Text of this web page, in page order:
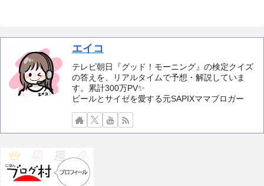
エイコ
テレビ朝日『グッド！モーニング』の検定クイズ
の答えを、リアルタイムで予想・解説していま
す。累計300万PV✨️
ビールとサイゼを愛する元SAPIXママブロガー